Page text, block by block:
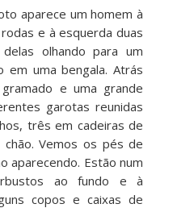
aparece um homem à
e à esquerda duas
olhando para um
em uma bengala. Atrás
e uma grande
garotas reunidas
três em cadeiras de
Vemos os pés de
aparecendo. Estão num
ao fundo e à
copos e caixas de